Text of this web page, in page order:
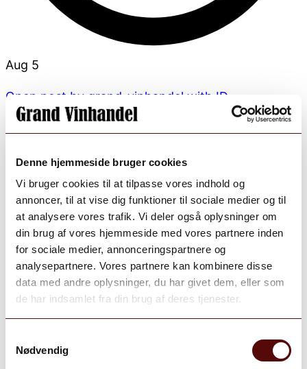
Denne hjemmeside bruger cookies
Vi bruger cookies til at tilpasse vores indhold og
annoncer, til at vise dig funktioner til sociale medier og til
at analysere vores trafik. Vi deler også oplysninger om
din brug af vores hjemmeside med vores partnere inden
for sociale medier, annonceringspartnere og
analysepartnere. Vores partnere kan kombinere disse
data med andre oplysninger, du har givet dem, eller som
de har indsamlet fra din brug af deres tjenester.
Nødvendig
Aug 5
Open post by grand_vinhandel with ID
18076860695336304